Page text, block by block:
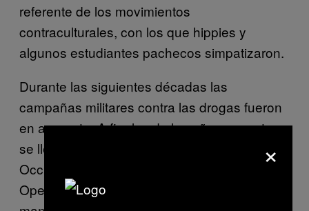
referente de los movimientos
contraculturales, con los que hippies y
algunos estudiantes pachecos simpatizaron.
Durante las siguientes décadas las
campañas militares contra las drogas fueron
en aumento. A finales de los años sesentas
se llevó a cabo la Operación Pulpo en el
Occidente del país y en los setentas la
Operación Cóndor en Sinaloa. En estas
×